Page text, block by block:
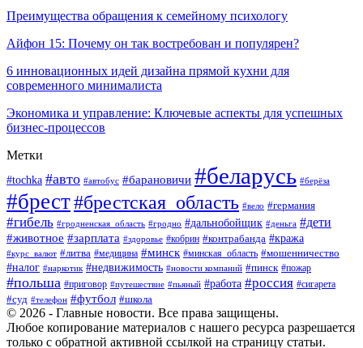
Преимущества обращения к семейному психологу
Айфон 15: Почему он так востребован и популярен?
6 инновационных идей дизайна прямой кухни для
современного минималиста
Экономика и управление: Ключевые аспекты для успешных
бизнес-процессов
Метки
#tochka #авто #автобус #барановичи #беларусь #берёза
#брест#брестская_область #вело #германия
#гибель #гродненская_область #гродно #дальнобойщик #деньга #дети
#животное #зарплата #здоровье #кобрин #контрабанда #кража
#курс_валют #литва #медицина #минск #минская_область #мошенничество
#налог #наркотик #недвижимость #новости компаний #пинск #пожар
#польша #приговор #путешествие #пьяный #работа #россия #сигарета
#суд #телефон #футбол #школа
© 2026 - Главные новости. Все права защищены.
Любое копирование материалов с нашего ресурса разрешается
только с обратной активной ссылкой на страницу статьи.